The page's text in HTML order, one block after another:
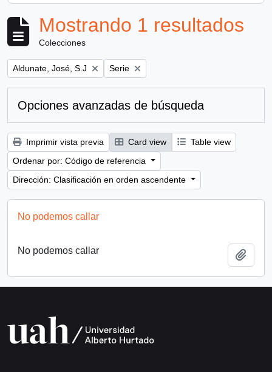
Mostrando 1 resultados
Colecciones
Remove filter:
Aldunate, José, S.J Remove filter:
Serie
Opciones avanzadas de búsqueda
Imprimir vista previa Card view
Table view
Ordenar por: Código de referencia
Dirección: Clasificación en orden ascendente
No podemos callar
No podemos callar